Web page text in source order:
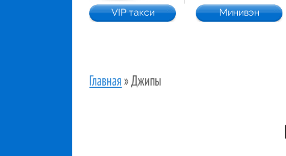
VIP такси Минивэн
Главная » Джипы